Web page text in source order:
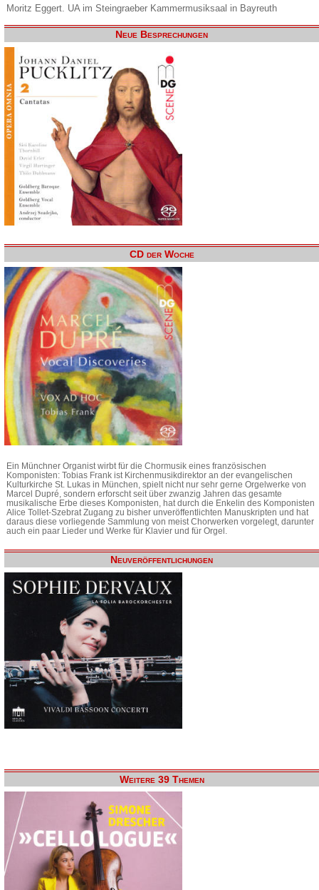
Moritz Eggert. UA im Steingraeber Kammermusiksaal in Bayreuth
Neue Besprechungen
CD der Woche
Ein Münchner Organist wirbt für die Chormusik eines französischen
Komponisten: Tobias Frank ist Kirchenmusikdirektor an der evangelischen
Kulturkirche St. Lukas in München, spielt nicht nur sehr gerne Orgelwerke von
Marcel Dupré, sondern erforscht seit über zwanzig Jahren das gesamte
musikalische Erbe dieses Komponisten, hat durch die Enkelin des Komponisten
Alice Tollet-Szebrat Zugang zu bisher unveröffentlichten Manuskripten und hat
daraus diese vorliegende Sammlung von meist Chorwerken vorgelegt, darunter
auch ein paar Lieder und Werke für Klavier und für Orgel.
Neuveröffentlichungen
Weitere 39 Themen